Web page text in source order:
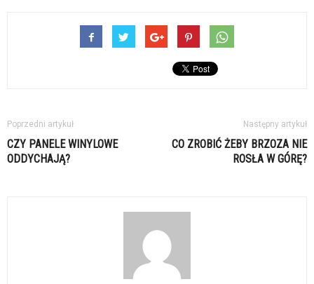
Poprzedni artykuł
CZY PANELE WINYLOWE
ODDYCHAJĄ?
Następny artykuł
CO ZROBIĆ ŻEBY BRZOZA NIE
ROSŁA W GÓRĘ?